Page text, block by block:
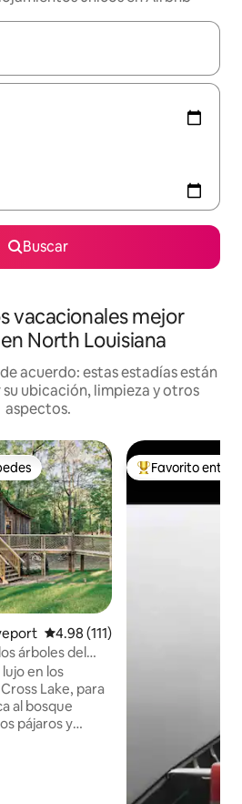
disponibles, navega con las
Buscar
vacacionales mejor
North Louisiana
acuerdo: estas estadías están
ubicación, limpieza y otros
aspectos.
preferido
Calificación promedio: 4.98 de
4.98 (111)
árboles del
en los
Lake, para
al bosque
pájaros y
Favorito entre
Favorito entre